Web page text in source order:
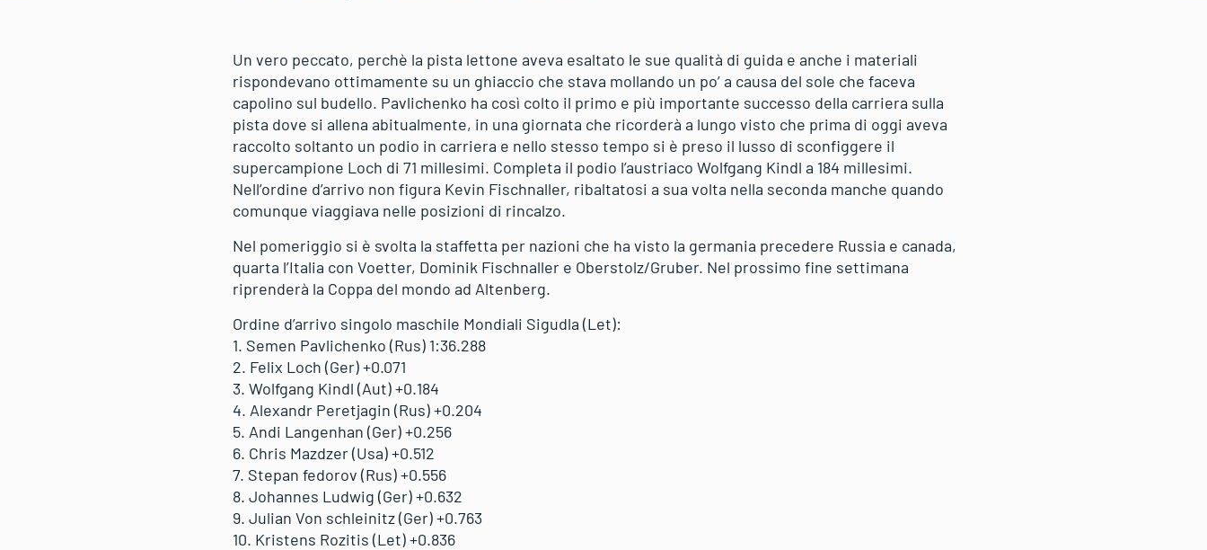
Un vero peccato, perchè la pista lettone aveva esaltato le sue qualità di guida e anche i materiali
rispondevano ottimamente su un ghiaccio che stava mollando un po’ a causa del sole che faceva
capolino sul budello. Pavlichenko ha così colto il primo e più importante successo della carriera sulla
pista dove si allena abitualmente, in una giornata che ricorderà a lungo visto che prima di oggi aveva
raccolto soltanto un podio in carriera e nello stesso tempo si è preso il lusso di sconfiggere il
supercampione Loch di 71 millesimi. Completa il podio l’austriaco Wolfgang Kindl a 184 millesimi.
Nell’ordine d’arrivo non figura Kevin Fischnaller, ribaltatosi a sua volta nella seconda manche quando
comunque viaggiava nelle posizioni di rincalzo.
Nel pomeriggio si è svolta la staffetta per nazioni che ha visto la germania precedere Russia e canada,
quarta l’Italia con Voetter, Dominik Fischnaller e Oberstolz/Gruber. Nel prossimo fine settimana
riprenderà la Coppa del mondo ad Altenberg.
Ordine d’arrivo singolo maschile Mondiali Sigudla (Let):
1. Semen Pavlichenko (Rus) 1:36.288
2. Felix Loch (Ger) +0.071
3. Wolfgang Kindl (Aut) +0.184
4. Alexandr Peretjagin (Rus) +0.204
5. Andi Langenhan (Ger) +0.256
6. Chris Mazdzer (Usa) +0.512
7. Stepan fedorov (Rus) +0.556
8. Johannes Ludwig (Ger) +0.632
9. Julian Von schleinitz (Ger) +0.763
10. Kristens Rozitis (Let) +0.836